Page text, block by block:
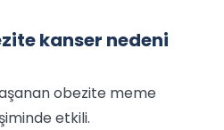
kanser nedeni
obezite meme
etkili.